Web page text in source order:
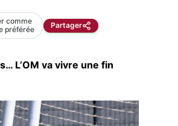
comme
préférée
Partager
L’OM va vivre une fin